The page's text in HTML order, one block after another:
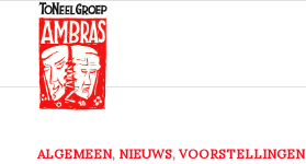
ALGEMEEN, NIEUWS, VOORSTELLINGEN